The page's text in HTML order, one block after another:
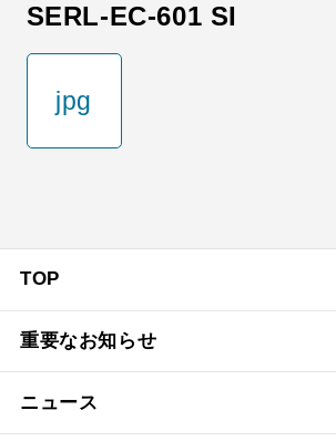
SERL-EC-601 SI
jpg
TOP
重要なお知らせ
ニュース